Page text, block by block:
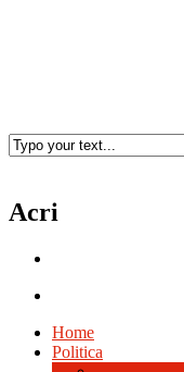
Acri
Home
Politica